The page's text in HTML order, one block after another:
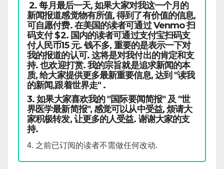
2. 每月最后一天, 如果大家对我这一个月的
新闻报道感觉物有所值, 得到了有价值的信息,
可自愿付费. 在美国的读者可通过 Venmo 扫
码支付 $2. 国内的读者可通过支付宝扫码支
付人民币15 元. 钱不多, 重要的是表示一下对
我的报道的认可. 这将是对我付出的肯定和支
持. 也欢迎打赏. 我的宗旨就是追求新闻的本
质, 给大家提供更多最新重要信息, 达到 "读我
的新闻,跟着世界走" .
3. 如果大家喜欢我的 "国际要闻简报" 及 "世
界医学最新简报", 感觉可以从中受益, 烦请大
家积极转发, 让更多的人受益. 谢谢大家的支
持.
4. 之前已订阅的读者不需做任何改动.